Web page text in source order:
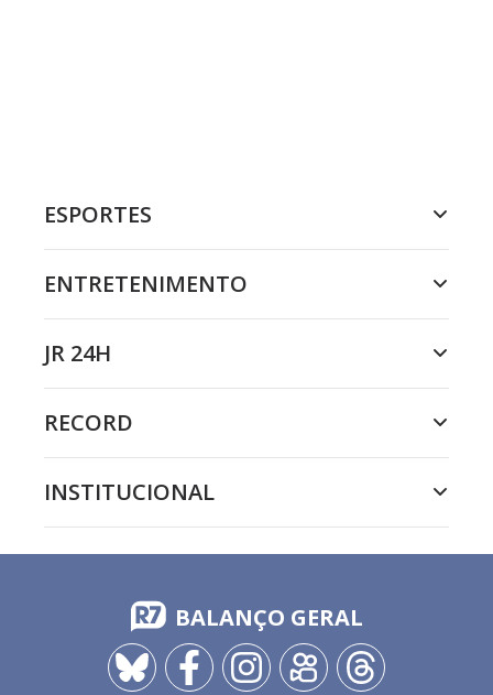
ESPORTES
ENTRETENIMENTO
JR 24H
RECORD
INSTITUCIONAL
BALANÇO GERAL